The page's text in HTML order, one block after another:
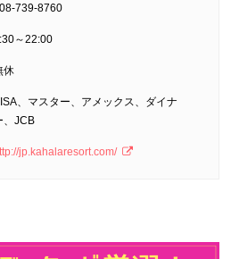
739-8760
～22:00
休
、マスター、アメックス、ダイナ
、JCB
jp.kahalaresort.com/